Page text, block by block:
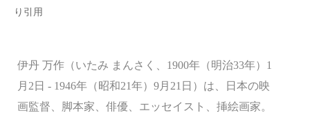
伊丹 万作（いたみ まんさく、1900年（明治33年）1
月2日 - 1946年（昭和21年）9月21日）は、日本の映
画監督、脚本家、俳優、エッセイスト、挿絵画家。